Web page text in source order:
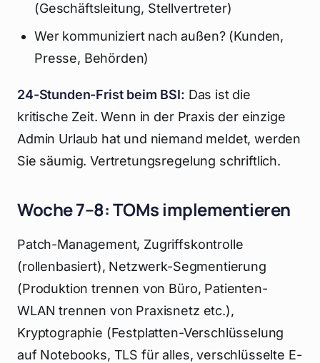
(Geschäftsleitung, Stellvertreter)
Wer kommuniziert nach außen? (Kunden,
Presse, Behörden)
24-Stunden-Frist beim BSI: Das ist die
kritische Zeit. Wenn in der Praxis der einzige
Admin Urlaub hat und niemand meldet, werden
Sie säumig. Vertretungsregelung schriftlich.
Woche 7–8: TOMs implementieren
Patch-Management, Zugriffskontrolle
(rollenbasiert), Netzwerk-Segmentierung
(Produktion trennen von Büro, Patienten-
WLAN trennen von Praxisnetz etc.),
Kryptographie (Festplatten-Verschlüsselung
auf Notebooks, TLS für alles, verschlüsselte E-